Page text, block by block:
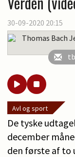
30-09-2020 20:15
Thomas Bach
Avl og sport
De tyske
december
den første af to